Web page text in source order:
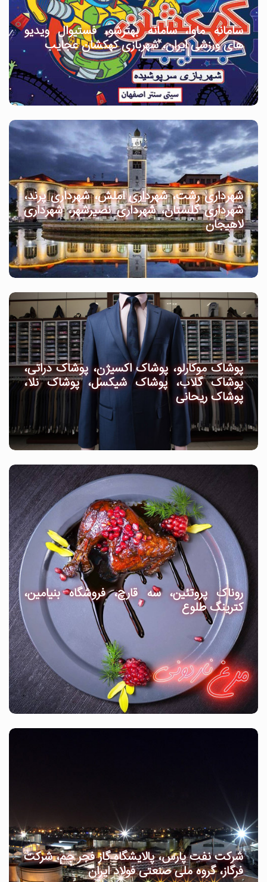
سامانه ماوا، سامانه بهترشو، فستیوال ویدیو
های ورزشی ایران، شهربازی کهکشان عجایب
شهرداری رشت، شهرداری املش، شهرداری پرند،
شهرداری گلستان، شهرداری نصیرشهر، شهرداری
لاهیجان
پوشاک موکارلو، پوشاک اکسیژن، پوشاک دراتی،
پوشاک گلاب، پوشاک شیکسل، پوشاک نلا،
پوشاک ریحانی
روناک پروتئین، سه قارچ، فروشگاه بنیامین،
کترینگ طلوع
شرکت نفت پارس، پالایشگاه گاز فجر جم، شرکت
فرگاز، گروه ملی صنعتی فولاد ایران